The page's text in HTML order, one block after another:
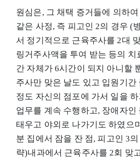
원심은, 그 채택 증거들에 의하
같은 사정, 즉 피고인 2의 경우 (
서 정기적으로 근육주사를 2대
링거주사액을 투여 받는 등의 치
간 자체가 6시간이 되지 아니할
주사만 맞은 날도 있고 입원기간
정도 자신의 점포에 가서 일을
업무를 계속 수행하고, 장애자인
태우고 야외로 나가기도 하였으
분 집에서 잠을 잔 점, 피고인 3
략)내과에서 근육주사를 2회 맞